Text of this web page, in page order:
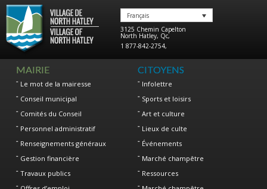
Français
3125 Chemin Capelton
North Hatley, Qc,
1 877-842-2754,
MAIRIE
Le mot de la mairesse
Conseil municipal
Comités du Conseil
Personnel administratif
Renseignements généraux
Gestion financière
Travaux publics
CITOYENS
Infolettre
Sports et loisirs
Art et culture
Lieux de culte
Événements
Marché champêtre
Ressources